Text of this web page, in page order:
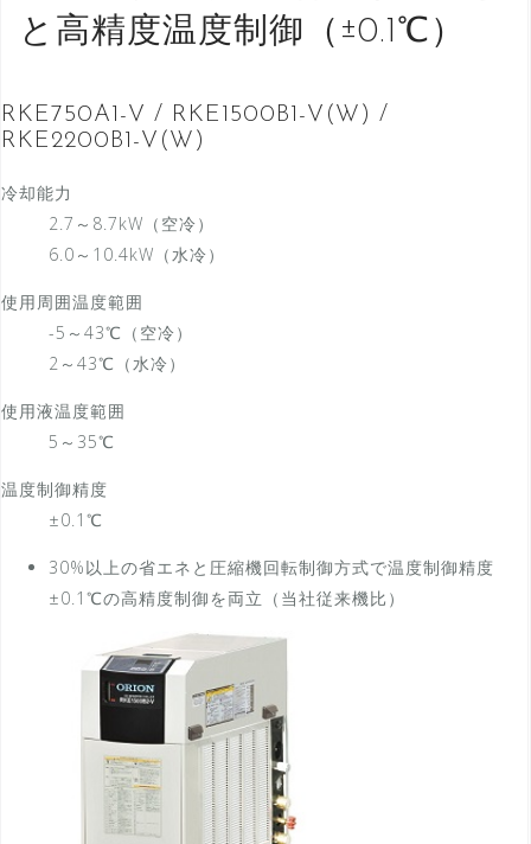
と高精度温度制御（±0.1℃）
RKE750A1-V / RKE1500B1-V(W) /
RKE2200B1-V(W)
冷却能力
2.7～8.7kW（空冷）
6.0～10.4kW（水冷）
使用周囲温度範囲
-5～43℃（空冷）
2～43℃（水冷）
使用液温度範囲
5～35℃
温度制御精度
±0.1℃
30%以上の省エネと圧縮機回転制御方式で温度制御精度
±0.1℃の高精度制御を両立（当社従来機比）